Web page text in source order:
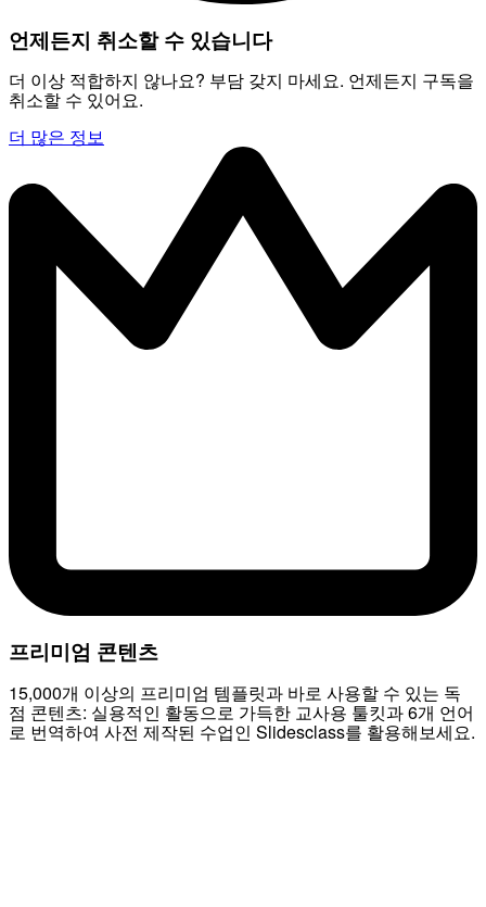
언제든지 취소할 수 있습니다
더 이상 적합하지 않나요? 부담 갖지 마세요. 언제든지 구독을
취소할 수 있어요.
더 많은 정보
프리미엄 콘텐츠
15,000개 이상의 프리미엄 템플릿과 바로 사용할 수 있는 독
점 콘텐츠: 실용적인 활동으로 가득한 교사용 툴킷과 6개 언어
로 번역하여 사전 제작된 수업인 Slidesclass를 활용해보세요.